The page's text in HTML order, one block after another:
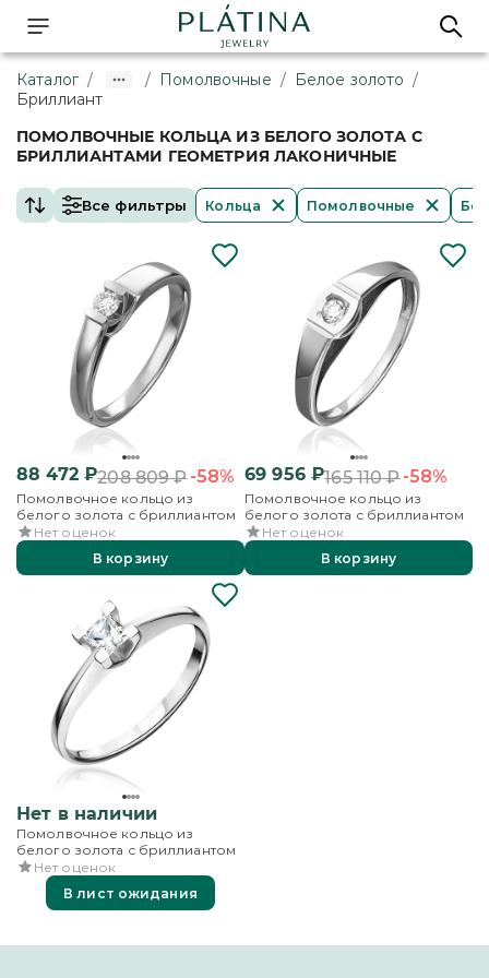
Каталог / / Помолвочные / Белое золото /
Бриллиант
ПОМОЛВОЧНЫЕ КОЛЬЦА ИЗ БЕЛОГО ЗОЛОТА С
БРИЛЛИАНТАМИ ГЕОМЕТРИЯ ЛАКОНИЧНЫЕ
Все фильтры Кольца Помолвочные
88 472₽208 809₽-58%
Помолвочное кольцо из
белого золота с бриллиантом
Нет оценок
В корзину
69 956₽165 110₽-58%
Помолвочное кольцо из
белого золота с бриллиантом
Нет оценок
В корзину
Нет в наличии
Помолвочное кольцо из
белого золота с бриллиантом
Нет оценок
В лист ожидания